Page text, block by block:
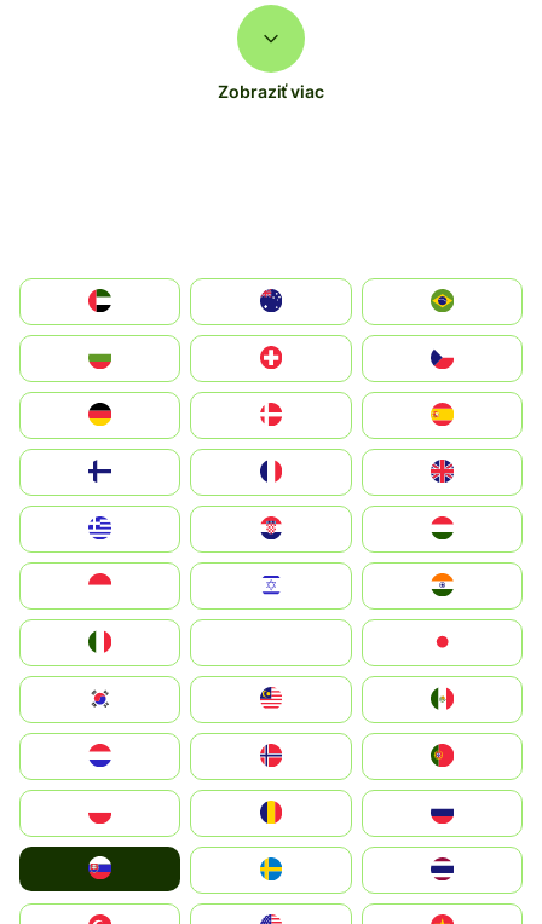
Zobraziť viac
الإمارات العربية المتحدة
Switzerland
Deutschland
United Kingdom
Magyarország
South Korea